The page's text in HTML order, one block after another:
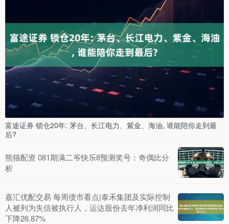
富途证券 锁仓20年: 茅台、长江电力、紫金、海油, 谁能陪你走到最
后?
熊猫配资 081期满二爷快乐8预测奖号：奇偶比分
析
嘉汇优配交易 每周债市看点|泰禾集团及实际控制
人被列为失信被执行人，运达股份去年净利润同比
下降26.87%